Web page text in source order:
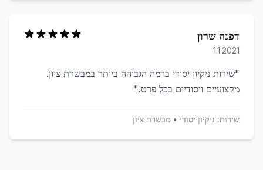
דפנה שרון
1.1.2021
"שירות ניקיון יסודי ברמה הגבוהה ביותר במבשרת ציון.
מקצועיים ויסודיים בכל פרט."
שירות: ניקיון יסודי • מבשרת ציון